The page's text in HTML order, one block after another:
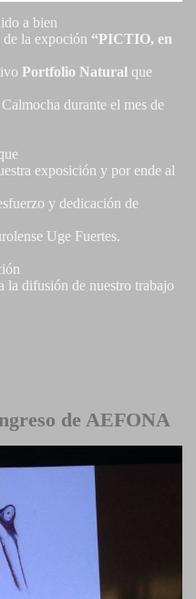
a bien
la expoción “PICTIO, en
Portfolio Natural que
durante el mes de
exposición y por ende al
y dedicación de
Uge Fuertes.
la difusión de nuestro trabajo
de AEFONA